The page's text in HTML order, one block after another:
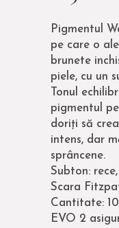
Pigmentul
pe care o
brunete
piele, cu un
Tonul
pigmentul
doriți să
intens, dar
sprâncene.
Subton:
Scara
Cantitate:
EVO 2